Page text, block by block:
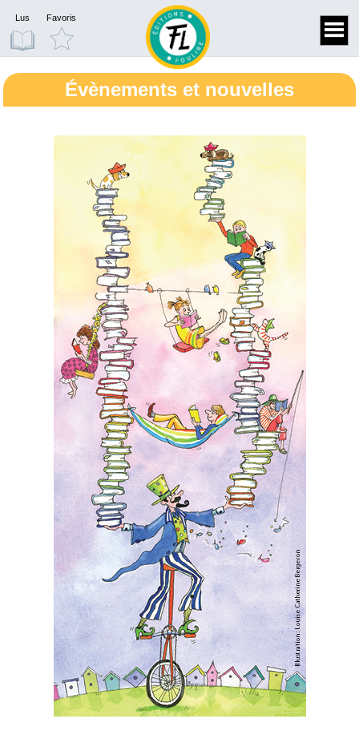
Lus Favoris
Évènements et nouvelles